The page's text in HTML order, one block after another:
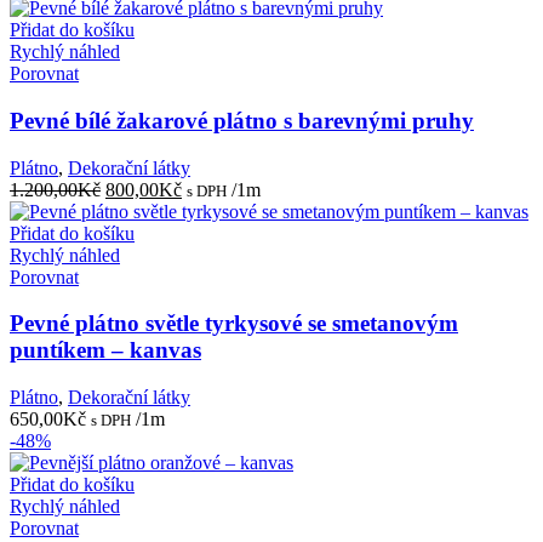
Přidat do košíku
Rychlý náhled
Porovnat
Pevné bílé žakarové plátno s barevnými pruhy
Plátno, Dekorační látky
1.200,00Kč Původní
cena
byla:
1.200,00Kč.
800,00KčAktuální
cena
s DPH /1m
Přidat do košíku
Rychlý náhled
Porovnat
Pevné plátno světle tyrkysové se smetanovým
puntíkem – kanvas
Plátno, Dekorační látky
650,00Kč s DPH /1m
-48%
Přidat do košíku
Rychlý náhled
Porovnat